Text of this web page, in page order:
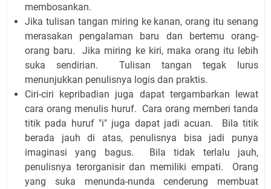
membosankan.
Jika tulisan tangan miring ke kanan, orang itu senang
merasakan pengalaman baru dan bertemu orang-
orang baru. Jika miring ke kiri, maka orang itu lebih
suka sendirian. Tulisan tangan tegak lurus
menunjukkan penulisnya logis dan praktis.
Ciri-ciri kepribadian juga dapat tergambarkan lewat
cara orang menulis huruf. Cara orang memberi tanda
titik pada huruf "i" juga dapat jadi acuan. Bila titik
berada jauh di atas, penulisnya bisa jadi punya
imaginasi yang bagus. Bila tidak terlalu jauh,
penulisnya terorganisir dan memiliki empati. Orang
yang suka menunda-nunda cenderung membuat